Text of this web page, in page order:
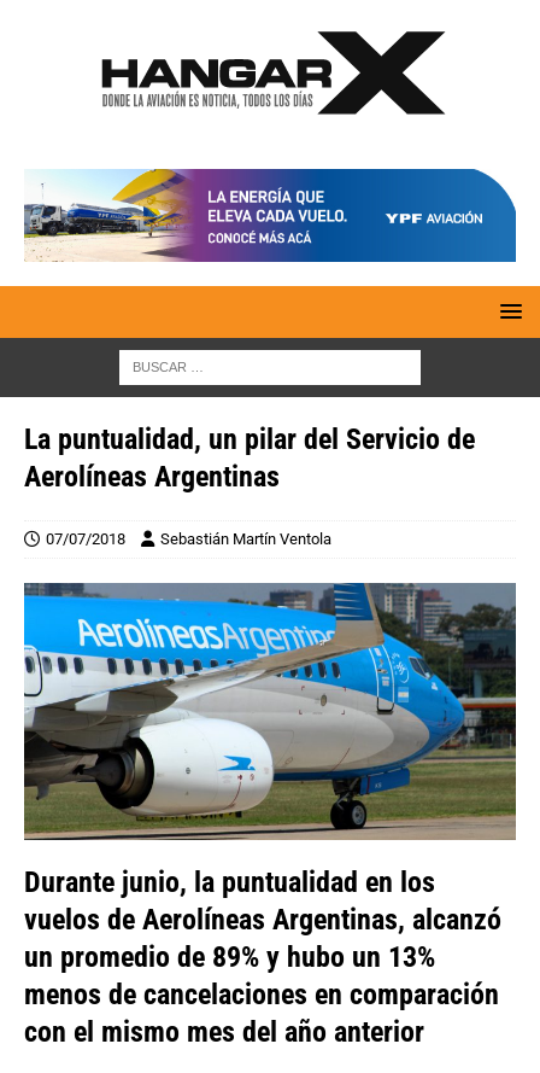
La puntualidad, un pilar del Servicio de
Aerolíneas Argentinas
07/07/2018 Sebastián Martín Ventola
Durante junio, la puntualidad en los
vuelos de Aerolíneas Argentinas, alcanzó
un promedio de 89% y hubo un 13%
menos de cancelaciones en comparación
con el mismo mes del año anterior